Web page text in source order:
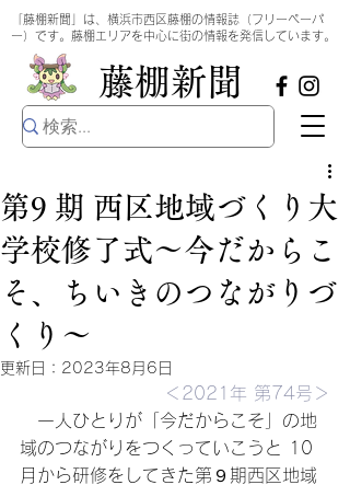
​藤棚新聞
「藤棚新聞」は、横浜市西区藤棚の情報誌（フリーペーパ
ー）です。藤棚エリアを中心に街の情報を発信しています。
第9 期 西区地域づくり大
学校修了式～今だからこ
そ、ちいきのつながりづ
くり～
更新日： 2023年8月6日
＜2021年 第74号＞
一人ひとりが「今だからこそ」の地
域のつながりをつくっていこうと 10
月から研修をしてきた第９期西区地域